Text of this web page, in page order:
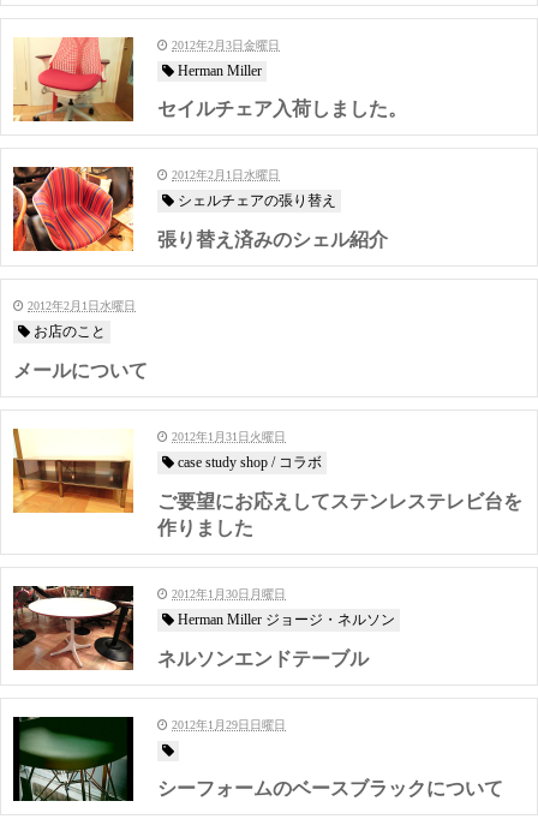
2012年2月3日金曜日
Herman Miller
セイルチェア入荷しました。
2012年2月1日水曜日
シェルチェアの張り替え
張り替え済みのシェル紹介
2012年2月1日水曜日
お店のこと
メールについて
2012年1月31日火曜日
case study shop / コラボ
ご要望にお応えしてステンレステレビ台を
作りました
2012年1月30日月曜日
Herman Miller ジョージ・ネルソン
ネルソンエンドテーブル
2012年1月29日日曜日
シーフォームのベースブラックについて